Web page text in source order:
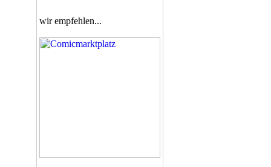
wir empfehlen...